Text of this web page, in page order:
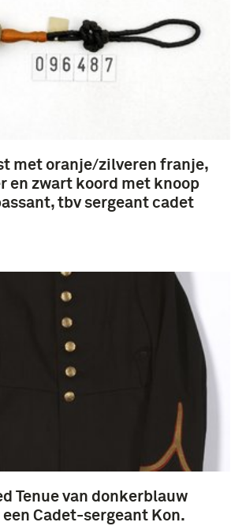
Militaire Academie (7)
(4)
met oranje/zilveren franje,
en zwart koord met knoop
tbv sergeant cadet
Tenue van donkerblauw
Cadet-sergeant Kon.